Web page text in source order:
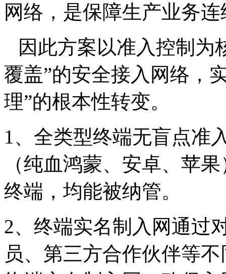
网络，是保障生产业务
因此方案以准入控制为
覆盖”的安全接入网络，
理”的根本性转变。
1、 全类型终端无盲点准
（纯血鸿蒙、安卓、苹
终端，均能被纳管。
2、 终端实名制入网通过
员、第三方合作伙伴等